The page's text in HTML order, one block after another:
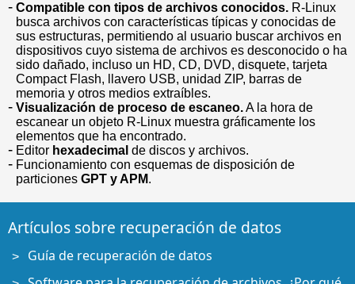
Compatible con tipos de archivos conocidos. R-Linux
busca archivos con características típicas y conocidas de
sus estructuras, permitiendo al usuario buscar archivos en
dispositivos cuyo sistema de archivos es desconocido o ha
sido dañado, incluso un HD, CD, DVD, disquete, tarjeta
Compact Flash, llavero USB, unidad ZIP, barras de
memoria y otros medios extraíbles.
Visualización de proceso de escaneo.A la hora de
escanear un objeto R-Linux muestra gráficamente los
elementos que ha encontrado.
Editor hexadecimal de discos y archivos.
Funcionamiento con esquemas de disposición de
particiones GPT y APM.
Artículos sobre recuperación de datos
Guía de recuperación de datos